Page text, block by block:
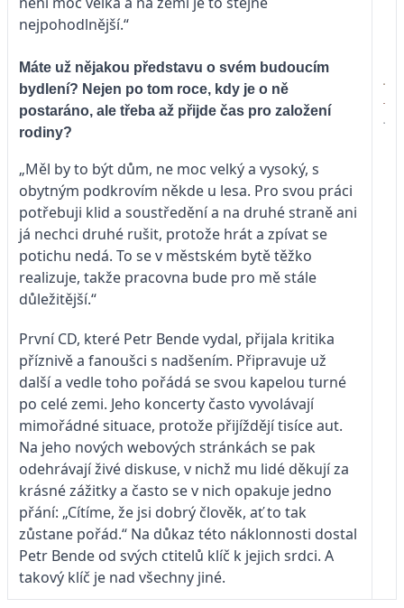
nejpohodlnější.“
Máte už nějakou představu o svém budoucím
bydlení? Nejen po tom roce, kdy je o ně
postaráno, ale třeba až přijde čas pro založení
rodiny?
„Měl by to být dům, ne moc velký a vysoký, s
obytným podkrovím někde u lesa. Pro svou práci
potřebuji klid a soustředění a na druhé straně ani
já nechci druhé rušit, protože hrát a zpívat se
potichu nedá. To se v městském bytě těžko
realizuje, takže pracovna bude pro mě stále
důležitější.“
První CD, které Petr Bende vydal, přijala kritika
příznivě a fanoušci s nadšením. Připravuje už
další a vedle toho pořádá se svou kapelou turné
po celé zemi. Jeho koncerty často vyvolávají
mimořádné situace, protože přijíždějí tisíce aut.
Na jeho nových webových stránkách se pak
odehrávají živé diskuse, v nichž mu lidé děkují za
krásné zážitky a často se v nich opakuje jedno
přání: „Cítíme, že jsi dobrý člověk, ať to tak
zůstane pořád.“ Na důkaz této náklonnosti dostal
Petr Bende od svých ctitelů klíč k jejich srdci. A
takový klíč je nad všechny jiné.